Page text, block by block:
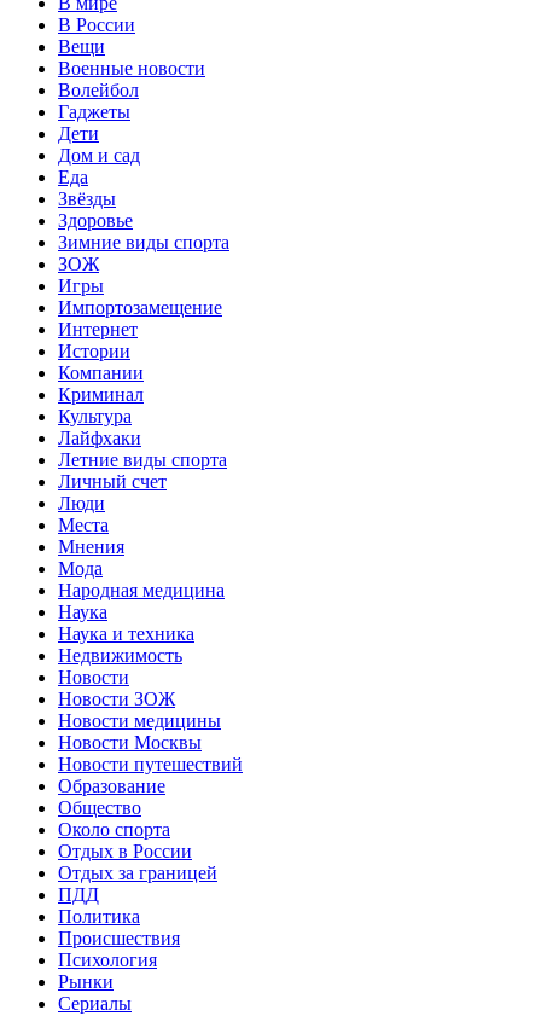
В России
Вещи
Военные новости
Волейбол
Гаджеты
Дети
Дом и сад
Еда
Звёзды
Здоровье
Зимние виды спорта
ЗОЖ
Игры
Импортозамещение
Интернет
Истории
Компании
Криминал
Культура
Лайфхаки
Летние виды спорта
Личный счет
Люди
Места
Мнения
Мода
Народная медицина
Наука
Наука и техника
Недвижимость
Новости
Новости ЗОЖ
Новости медицины
Новости Москвы
Новости путешествий
Образование
Общество
Около спорта
Отдых в России
Отдых за границей
ПДД
Политика
Происшествия
Психология
Рынки
Сериалы